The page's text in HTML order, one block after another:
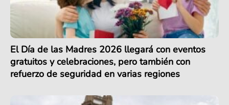
El Día de las Madres 2026 llegará con eventos
gratuitos y celebraciones, pero también con
refuerzo de seguridad en varias regiones